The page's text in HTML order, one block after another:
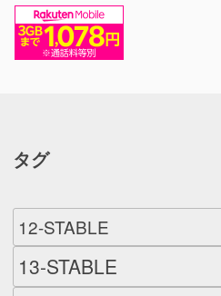
タグ
12-STABLE
13-STABLE